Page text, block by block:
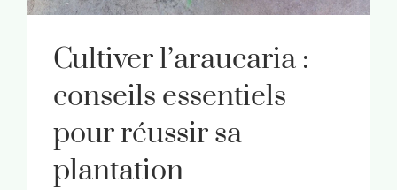
Cultiver l’araucaria :
conseils essentiels
pour réussir sa
plantation